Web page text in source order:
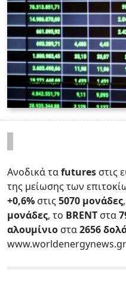
Ανοδικά ταfutures στις
της μείωσης των
+0,6% στις5070 μονάδες
μονάδες, το BRENT στα
αλουμίνιο στα2656
www.worldenergynews.gr